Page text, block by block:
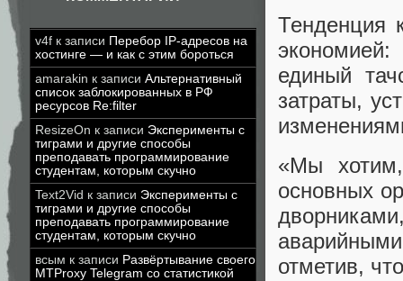
v4f к записи Перебор IP-адресов на
хостинге — и как с этим бороться
amarakin к записи Альтернативный
список заблокированных в РФ
ресурсов Re:filter
ResizeOn к записи Эксперименты с
тиграми и другие способы
преподавать программирование
студентам, которым скучно
Text2Vid к записи Эксперименты с
тиграми и другие способы
преподавать программирование
студентам, которым скучно
всым к записи Развёртывание своего
MTProxy Telegram со статистикой
Тенденция
единый
затраты,
«Мы хотим,
основных
отметив,